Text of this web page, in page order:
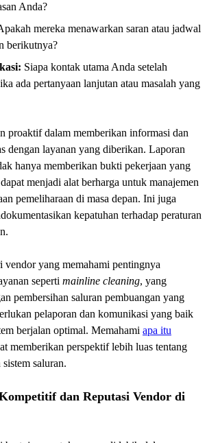
Anda?
mereka menawarkan saran atau jadwal
berikutnya?
Siapa kontak utama Anda setelah
ada pertanyaan lanjutan atau masalah yang
proaktif dalam memberikan informasi dan
dengan layanan yang diberikan. Laporan
hanya memberikan bukti pekerjaan yang
menjadi alat berharga untuk manajemen
pemeliharaan di masa depan. Ini juga
kepatuhan terhadap peraturan
vendor yang memahami pentingnya
seperti mainline cleaning, yang
pembersihan saluran pembuangan yang
pelaporan dan komunikasi yang baik
berjalan optimal. Memahami apa itu
memberikan perspektif lebih luas tentang
saluran.
dan Reputasi Vendor di